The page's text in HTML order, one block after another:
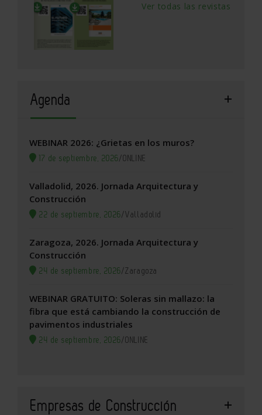
Ver todas las revistas
Agenda
WEBINAR 2026: ¿Grietas en los muros?
17 de septiembre, 2026/ONLINE
Valladolid, 2026. Jornada Arquitectura y
Construcción
22 de septiembre, 2026/Valladolid
Zaragoza, 2026. Jornada Arquitectura y
Construcción
24 de septiembre, 2026/Zaragoza
WEBINAR GRATUITO: Soleras sin mallazo: la
fibra que está cambiando la construcción de
pavimentos industriales
24 de septiembre, 2026/ONLINE
Empresas de Construcción